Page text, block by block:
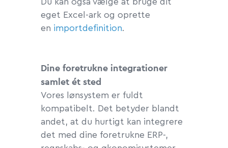
Du kan også vælge at bruge dit
eget Excel-ark og oprette
en importdefinition.
Dine foretrukne integrationer
samlet ét sted
Vores lønsystem er fuldt
kompatibelt. Det betyder blandt
andet, at du hurtigt kan integrere
det med dine foretrukne ERP-,